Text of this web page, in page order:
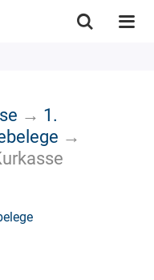
→ 1.
→